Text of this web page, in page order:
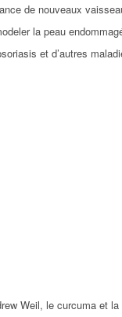
de nouveaux
la peau
et d’autres
Weil, le curcuma et